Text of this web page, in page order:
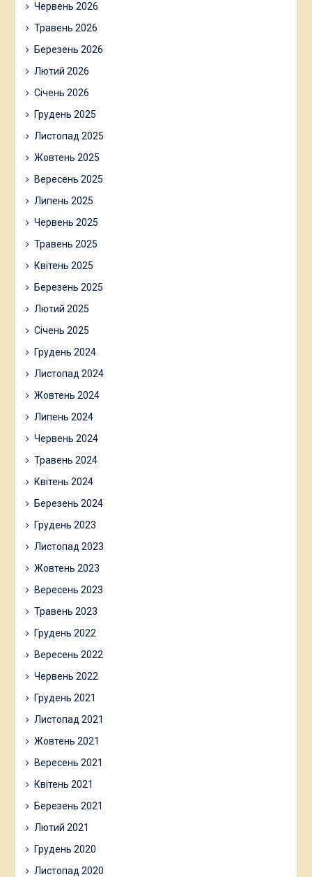
Червень 2026
Травень 2026
Березень 2026
Лютий 2026
Січень 2026
Грудень 2025
Листопад 2025
Жовтень 2025
Вересень 2025
Липень 2025
Червень 2025
Травень 2025
Квітень 2025
Березень 2025
Лютий 2025
Січень 2025
Грудень 2024
Листопад 2024
Жовтень 2024
Липень 2024
Червень 2024
Травень 2024
Квітень 2024
Березень 2024
Грудень 2023
Листопад 2023
Жовтень 2023
Вересень 2023
Травень 2023
Грудень 2022
Вересень 2022
Червень 2022
Грудень 2021
Листопад 2021
Жовтень 2021
Вересень 2021
Квітень 2021
Березень 2021
Лютий 2021
Грудень 2020
Листопад 2020